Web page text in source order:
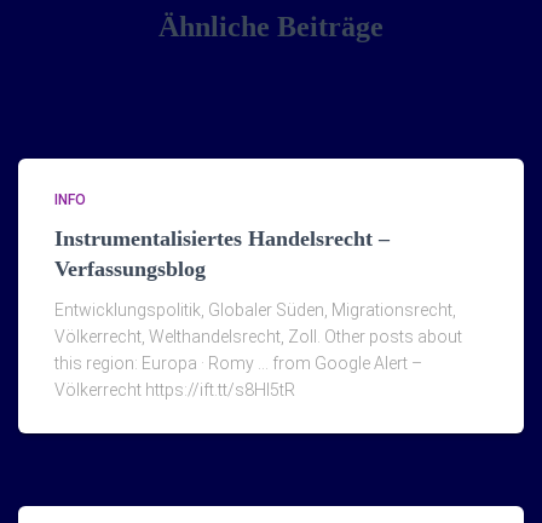
Ähnliche Beiträge
INFO
Instrumentalisiertes Handelsrecht –
Verfassungsblog
Entwicklungspolitik, Globaler Süden, Migrationsrecht,
Völkerrecht, Welthandelsrecht, Zoll. Other posts about
this region: Europa · Romy … from Google Alert –
Völkerrecht https://ift.tt/s8Hl5tR